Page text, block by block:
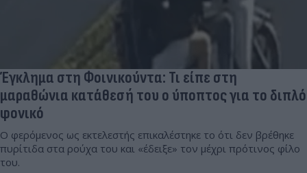
Έγκλημα στη Φοινικούντα: Τι είπε στη
μαραθώνια κατάθεσή του ο ύποπτος για το διπλό
φονικό
Ο φερόμενος ως εκτελεστής επικαλέστηκε το ότι δεν βρέθηκε
πυρίτιδα στα ρούχα του και «έδειξε» τον μέχρι πρότινος φίλο
του.